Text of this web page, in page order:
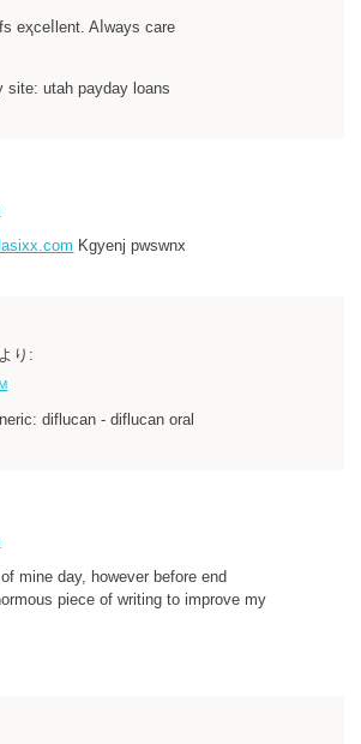
eҳceⅼlent. Aⅼways care
site: utah payday loans
Kgyenj pwswnx
より:
diflucan - diflucan oral
mine day, however before end
piece of writing to improve my